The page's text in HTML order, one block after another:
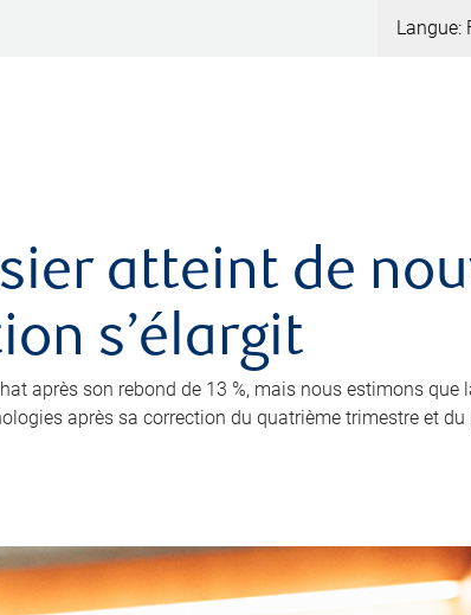
Langue:
atteint de
s’élargit
après son rebond de 13 %, mais nous estimons que
après sa correction du quatrième trimestre et